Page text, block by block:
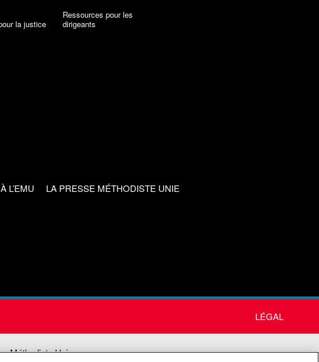
la justice
Ressources pour les
dirigeants
L’EMU LA PRESSE MÉTHODISTE UNIE
LÉGAL
Méthodiste Unie